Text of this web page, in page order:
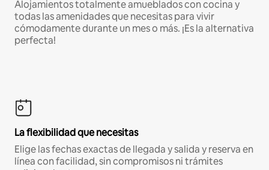
Alojamientos totalmente amueblados con cocina y
todas las amenidades que necesitas para vivir
cómodamente durante un mes o más. ¡Es la alternativa
perfecta!
La flexibilidad que necesitas
Elige las fechas exactas de llegada y salida y reserva en
línea con facilidad, sin compromisos ni trámites